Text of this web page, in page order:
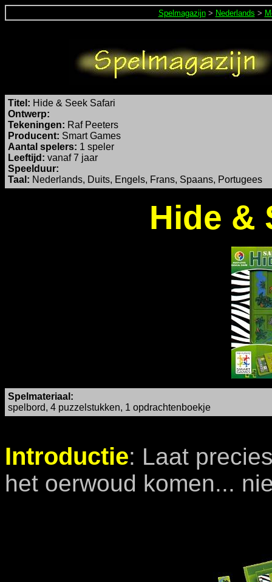
Spelmagazijn > Nederlands >
Titel: Hide & Seek Safari
Ontwerp:
Tekeningen: Raf Peeters
Producent: Smart Games
Aantal spelers: 1 speler
Leeftijd: vanaf 7 jaar
Speelduur:
Taal: Nederlands, Duits, Engels, Frans, Spaans, Portugees
Hide &
Spelmateriaal:
spelbord, 4 puzzelstukken, 1 opdrachtenboekje
Introductie: Laat
het oerwoud komen...